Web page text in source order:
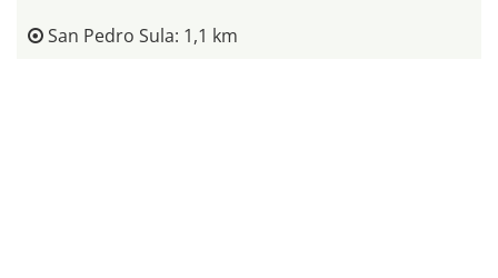
San Pedro Sula: 1,1 km